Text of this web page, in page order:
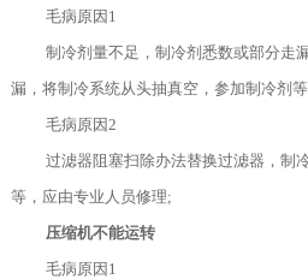
毛病原因1
制冷剂量不足，制冷剂悉数或部分走
漏，将制冷系统从头抽真空，参加制冷剂
毛病原因2
过滤器阻塞扫除办法替换过滤器，制
等，应由专业人员修理;
压缩机不能运转
毛病原因1